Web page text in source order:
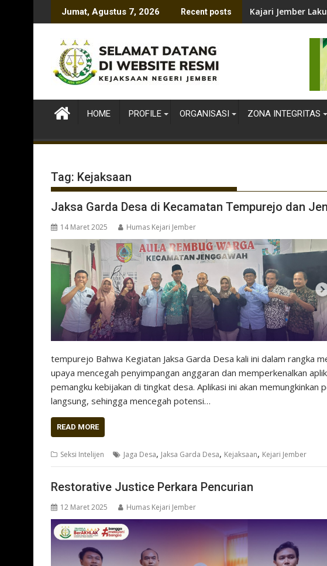
to
Jumat, Agustus 7, 2026 Recent posts Kajari Jember
HOME PROFILE ORGANISASI ZONA INTEGRITAS
Tag: Kejaksaan
Jaksa Garda Desa di Kecamatan Tempurejo dan
14 Maret 2025 Humas Kejari Jember
tempurejo Bahwa Kegiatan Jaksa Garda Desa kali ini dalam rangka
upaya mencegah penyimpangan anggaran dan memperkenalkan
pemangku kebijakan di tingkat desa. Aplikasi ini akan memungkinkan
langsung, sehingga mencegah potensi…
READ MORE
Seksi Intelijen Jaga Desa, Jaksa Garda Desa, Kejaksaan, Kejari Jember
Restorative Justice Perkara Pencurian
12 Maret 2025 Humas Kejari Jember